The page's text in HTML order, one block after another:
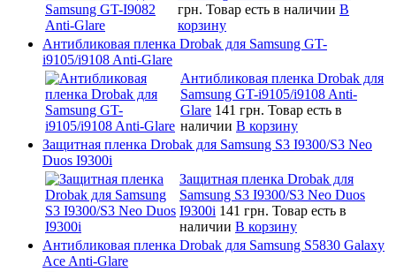
грн. Товар есть в наличии В
корзину
Антибликовая пленка Drobak для Samsung GT-
i9105/i9108 Anti-Glare
Антибликовая пленка Drobak для
Samsung GT-i9105/i9108 Anti-
Glare 141 грн. Товар есть в
наличии В корзину
Защитная пленка Drobak для Samsung S3 I9300/S3 Neo
Duos I9300i
Защитная пленка Drobak для
Samsung S3 I9300/S3 Neo Duos
I9300i 141 грн. Товар есть в
наличии В корзину
Антибликовая пленка Drobak для Samsung S5830 Galaxy
Ace Anti-Glare